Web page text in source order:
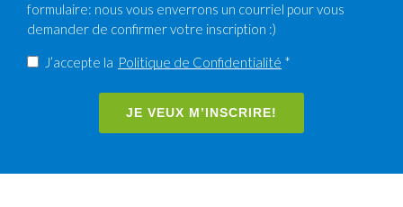
formulaire: nous vous enverrons un courriel pour vous
demander de confirmer votre inscription :)
J’accepte la Politique de Confidentialité *
JE VEUX M’INSCRIRE!